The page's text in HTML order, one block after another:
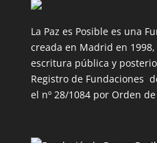
La Paz es Posible es una
creada en Madrid en
escritura pública y
Registro de Fundaciones
el nº 28/1084 por Orden